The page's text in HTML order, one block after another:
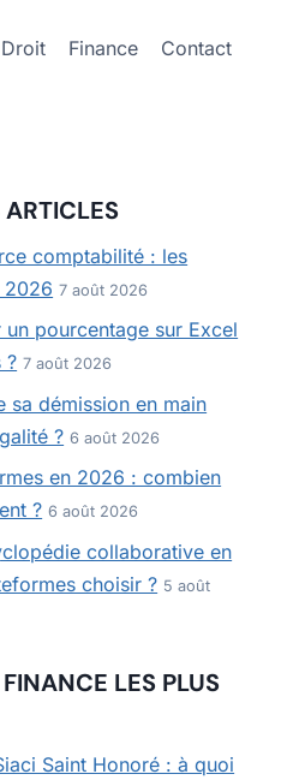
Droit Finance Contact
ARTICLES
comptabilité : les
2026 7 août 2026
pourcentage sur Excel
? 7 août 2026
sa démission en main
? 6 août 2026
en 2026 : combien
? 6 août 2026
collaborative en
choisir ? 5 août
LES PLUS
Saint Honoré : à quoi